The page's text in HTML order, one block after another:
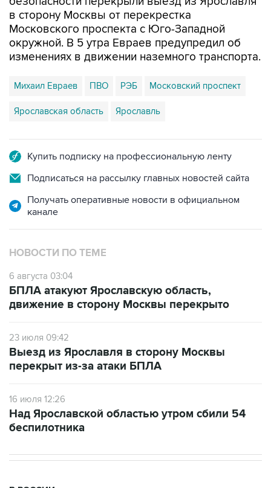
Московского проспекта с Юго-Западной
окружной. В 5 утра Евраев предупредил об
изменениях в движении наземного транспорта.
Михаил Евраев ПВО РЭБ Московский проспект
Ярославская область Ярославль
Подписаться на рассылку главных новостей сайта
Получать оперативные новости в официальном
НОВОСТИ ПО ТЕМЕ
6 августа 03:04
движение в сторону Москвы перекрыто
23 июля 09:42
перекрыт из-за атаки БПЛА
16 июля 12:26
беспилотника